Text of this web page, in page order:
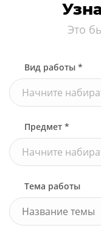
Это
Вид работы *
Начните
Предмет *
Начните
Тема работы